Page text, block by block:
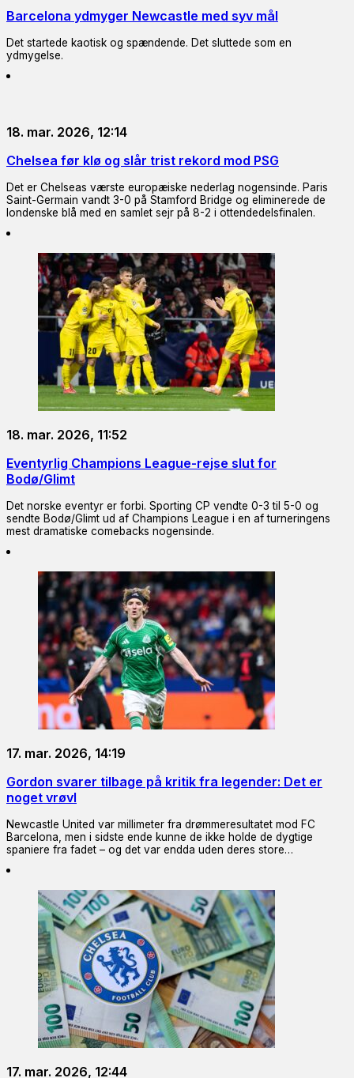
Barcelona ydmyger Newcastle med syv mål
Det startede kaotisk og spændende. Det sluttede som en
ydmygelse.
18. mar. 2026, 12:14
Chelsea før klø og slår trist rekord mod PSG
Det er Chelseas værste europæiske nederlag nogensinde. Paris
Saint-Germain vandt 3-0 på Stamford Bridge og eliminerede de
londenske blå med en samlet sejr på 8-2 i ottendedelsfinalen.
18. mar. 2026, 11:52
Eventyrlig Champions League-rejse slut for
Bodø/Glimt
Det norske eventyr er forbi. Sporting CP vendte 0-3 til 5-0 og
sendte Bodø/Glimt ud af Champions League i en af turneringens
mest dramatiske comebacks nogensinde.
17. mar. 2026, 14:19
Gordon svarer tilbage på kritik fra legender: Det er
noget vrøvl
Newcastle United var millimeter fra drømmeresultatet mod FC
Barcelona, men i sidste ende kunne de ikke holde de dygtige
spaniere fra fadet – og det var endda uden deres store…
17. mar. 2026, 12:44